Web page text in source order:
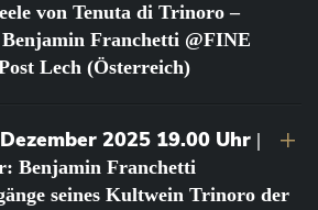
von Tenuta di Trinoro –
Franchetti @FINE
Lech (Österreich)
2025 19.00 Uhr |
Benjamin Franchetti
seines Kultwein Trinoro der